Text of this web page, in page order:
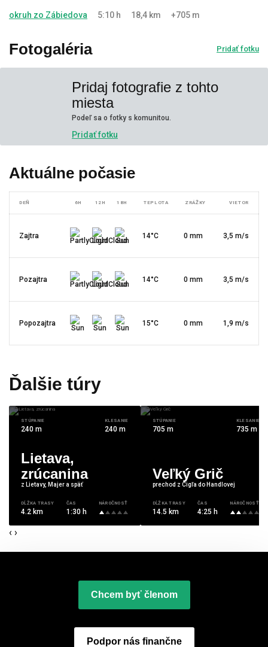
okruh zo Zábiedova 5:10 h 18,4 km +705 m
Fotogaléria Pridať fotku
Pridaj fotografie z tohto
miesta
Podeľ sa o fotky s komunitou.
Pridať fotku
Aktuálne počasie
DEŇ 6H 12H 18H TEPLOTA ZRÁŽKY VIETOR
Zajtra 14°C 0 mm 3,5 m/s
Pozajtra 14°C 0 mm 3,5 m/s
Popozajtra 15°C 0 mm 1,9 m/s
Ďalšie túry
STÚPANIE
240 m
KLESANIE
240 m
Lietava,
zrúcanina
z Lietavy, Majer a späť
DĹŽKA TRASY
4.2 km
ČAS
1:30 h
NÁROČNOSŤ
STÚPANIE
705 m
KLESANIE
735 m
Veľký Grič
prechod z Cigľa do Handlovej
DĹŽKA TRASY
14.5 km
ČAS
4:25 h
NÁROČNOSŤ
‹ ›
Chcem byť členom
Podpor nás finančne